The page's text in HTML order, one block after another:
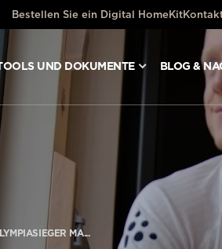
Bestellen Sie ein Digital HomeKit
UND DOKUMENTE BLOG &
MA...